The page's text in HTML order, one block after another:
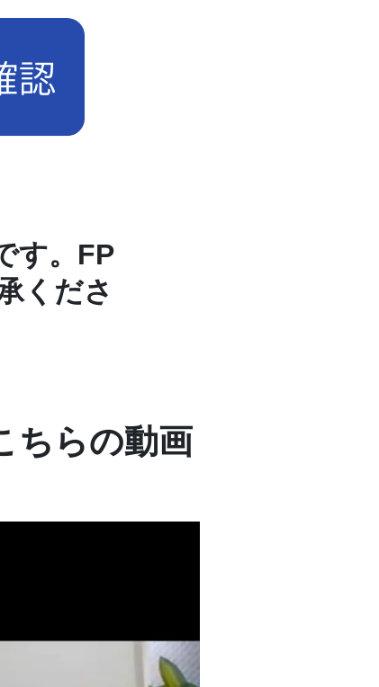
す。FP
くださ
ちらの動画